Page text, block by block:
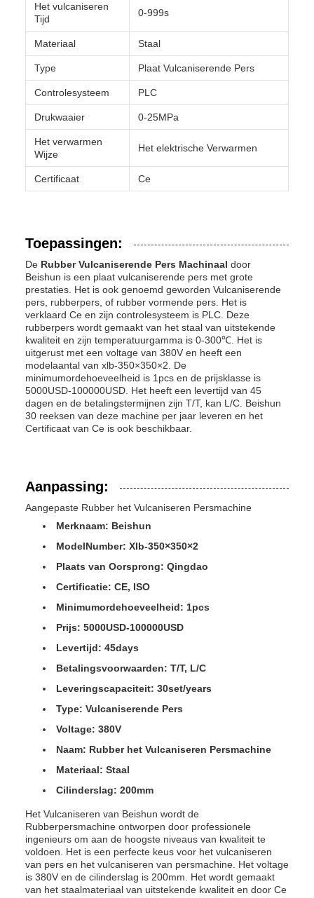
Het vulcaniseren
Tijd
0-999s
Materiaal Staal
Type Plaat Vulcaniserende Pers
Controlesysteem PLC
Drukwaaier 0-25MPa
Het verwarmen
Wijze
Het elektrische Verwarmen
Certificaat Ce
Toepassingen:
De Rubber Vulcaniserende Pers Machinaal door
Beishun is een plaat vulcaniserende pers met grote
prestaties. Het is ook genoemd geworden Vulcaniserende
pers, rubberpers, of rubber vormende pers. Het is
verklaard Ce en zijn controlesysteem is PLC. Deze
rubberpers wordt gemaakt van het staal van uitstekende
kwaliteit en zijn temperatuurgamma is 0-300℃. Het is
uitgerust met een voltage van 380V en heeft een
modelaantal van xlb-350×350×2. De
minimumordehoeveelheid is 1pcs en de prijsklasse is
5000USD-100000USD. Het heeft een levertijd van 45
dagen en de betalingstermijnen zijn T/T, kan L/C. Beishun
30 reeksen van deze machine per jaar leveren en het
Certificaat van Ce is ook beschikbaar.
Aanpassing:
Aangepaste Rubber het Vulcaniseren Persmachine
Merknaam: Beishun
ModelNumber: Xlb-350×350×2
Plaats van Oorsprong: Qingdao
Certificatie: CE, ISO
Minimumordehoeveelheid: 1pcs
Prijs: 5000USD-100000USD
Levertijd: 45days
Betalingsvoorwaarden: T/T, L/C
Leveringscapaciteit: 30set/years
Type: Vulcaniserende Pers
Voltage: 380V
Naam: Rubber het Vulcaniseren Persmachine
Materiaal: Staal
Cilinderslag: 200mm
Het Vulcaniseren van Beishun wordt de
Rubberpersmachine ontworpen door professionele
ingenieurs om aan de hoogste niveaus van kwaliteit te
voldoen. Het is een perfecte keus voor het vulcaniseren
van pers en het vulcaniseren van persmachine. Het voltage
is 380V en de cilinderslag is 200mm. Het wordt gemaakt
van het staalmateriaal van uitstekende kwaliteit en door Ce